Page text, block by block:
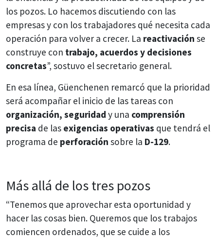
los pozos. Lo hacemos discutiendo con las
empresas y con los trabajadores qué necesita cada
operación para volver a crecer. La reactivación se
construye con trabajo, acuerdos y decisiones
concretas”, sostuvo el secretario general.
En esa línea, Güenchenen remarcó que la prioridad
será acompañar el inicio de las tareas con
organización, seguridad y una comprensión
precisa de las exigencias operativas que tendrá el
programa de perforación sobre la D-129.
Más allá de los tres pozos
“Tenemos que aprovechar esta oportunidad y
hacer las cosas bien. Queremos que los trabajos
comiencen ordenados, que se cuide a los